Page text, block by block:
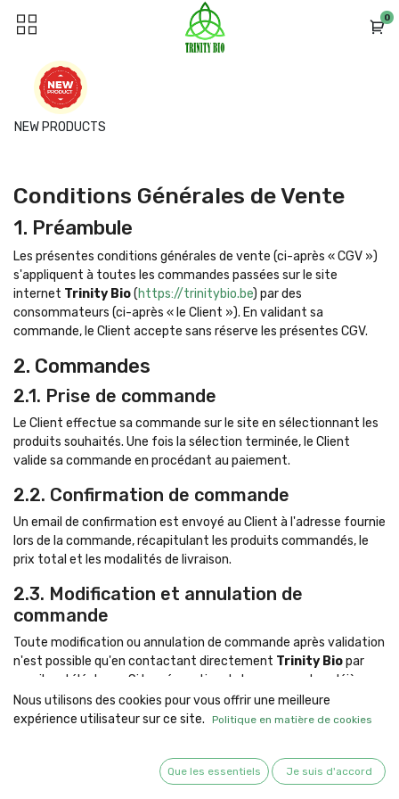
0
NEW PRODUCTS
Conditions Générales de Vente
1. Préambule
Les présentes conditions générales de vente (ci-après « CGV »)
s'appliquent à toutes les commandes passées sur le site
internet Trinity Bio(https://trinitybio.be) par des
consommateurs (ci-après « le Client »). En validant sa
commande, le Client accepte sans réserve les présentes CGV.
2. Commandes
2.1. Prise de commande
Le Client effectue sa commande sur le site en sélectionnant les
produits souhaités. Une fois la sélection terminée, le Client
valide sa commande en procédant au paiement.
2.2. Confirmation de commande
Un email de confirmation est envoyé au Client à l'adresse fournie
lors de la commande, récapitulant les produits commandés, le
prix total et les modalités de livraison.
2.3. Modification et annulation de
commande
Toute modification ou annulation de commande après validation
n'est possible qu'en contactant directement Trinity Biopar
email ou téléphone. Si la préparation de la commande a déjà
commencé, l'annulation ne sera plus possible.
3. Prix
Les prix des produits sont indiqués en euros, toutes taxes
comprises (TTC). Les frais de livraison sont précisés lors de la
Nous utilisons des cookies pour vous offrir une meilleure
expérience utilisateur sur ce site.
Politique en matière de cookies
Que les essentiels Je suis d'accord